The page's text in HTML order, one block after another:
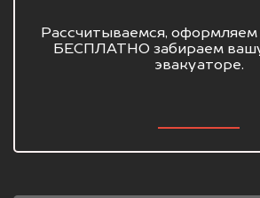
Рассчитываемся,
БЕСПЛАТНО забираем
эвакуаторе.